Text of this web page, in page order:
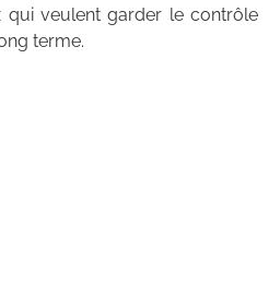
qui veulent garder le contrôle
terme.